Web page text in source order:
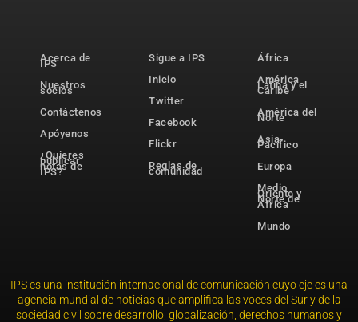
Acerca de
IPS
Nuestros
socios
Contáctenos
Apóyenos
¿Quieres
publicar
notas de
IPS?
Sigue a IPS
Inicio
Twitter
Facebook
Flickr
Reglas de
comunidad
África
América
Latina y el
Caribe
América del
Norte
Asia-
Pacífico
Europa
Medio
Oriente y
Norte de
África
Mundo
IPS es una institución internacional de comunicación cuyo eje es una
agencia mundial de noticias que amplifica las voces del Sur y de la
sociedad civil sobre desarrollo, globalización, derechos humanos y